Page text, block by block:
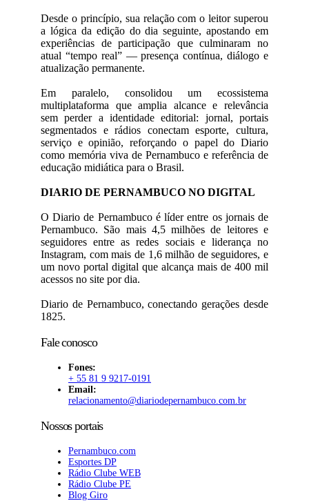
Desde o princípio, sua relação com o leitor superou
a lógica da edição do dia seguinte, apostando em
experiências de participação que culminaram no
atual “tempo real” — presença contínua, diálogo e
atualização permanente.
Em paralelo, consolidou um ecossistema
multiplataforma que amplia alcance e relevância
sem perder a identidade editorial: jornal, portais
segmentados e rádios conectam esporte, cultura,
serviço e opinião, reforçando o papel do Diario
como memória viva de Pernambuco e referência de
educação midiática para o Brasil.
DIARIO DE PERNAMBUCO NO DIGITAL
O Diario de Pernambuco é líder entre os jornais de
Pernambuco. São mais 4,5 milhões de leitores e
seguidores entre as redes sociais e liderança no
Instagram, com mais de 1,6 milhão de seguidores, e
um novo portal digital que alcança mais de 400 mil
acessos no site por dia.
Diario de Pernambuco, conectando gerações desde
1825.
Fale conosco
Fones:
+ 55 81 9 9217-0191
Email:
relacionamento@diariodepernambuco.com.br
Nossos portais
Pernambuco.com
Esportes DP
Rádio Clube WEB
Rádio Clube PE
Blog Giro